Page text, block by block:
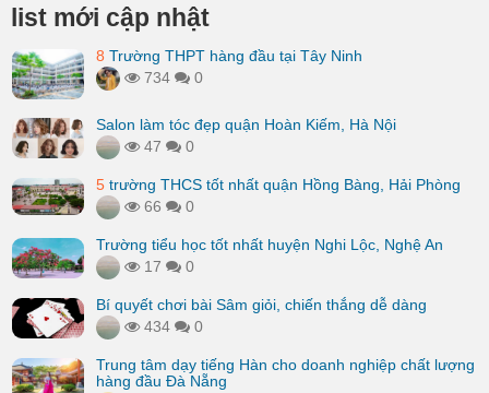
list mới cập nhật
8 Trường THPT hàng đầu tại Tây Ninh
734
0
Salon làm tóc đẹp quận Hoàn Kiếm, Hà Nội
47
0
5 trường THCS tốt nhất quận Hồng Bàng, Hải Phòng
66
0
Trường tiểu học tốt nhất huyện Nghi Lộc, Nghệ An
17
0
Bí quyết chơi bài Sâm giỏi, chiến thắng dễ dàng
434
0
Trung tâm dạy tiếng Hàn cho doanh nghiệp chất lượng
hàng đầu Đà Nẵng